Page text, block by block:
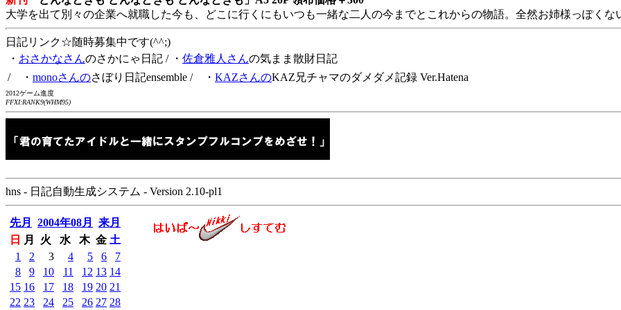
大学を出て別々の企業へ就職した今も、どこに行くにもいつも一緒な二人の今までとこれからの物語。全然お姉様っぽくな
日記リンク☆随時募集中です(^^;)
・ おさかなさんのさかにゃ日記 / ・ 佐倉雅人さんの気まま散財日記
/ ・ monoさんのさぼり日記ensemble / ・ KAZさんのKAZ兄チャマのダメダメ記録 Ver.Hatena
2012ゲーム進度
FFXI:RANK9(WHM95)
hns - 日記自動生成システム - Version 2.10-pl1
先月 2004年08月
来月
日
月 火 水 木 金 土
1
2 3 4 5 6
7
8
9 10 11 12 13 14
15 16 17 18 19 20 21
22 23 24 25 26 27 28